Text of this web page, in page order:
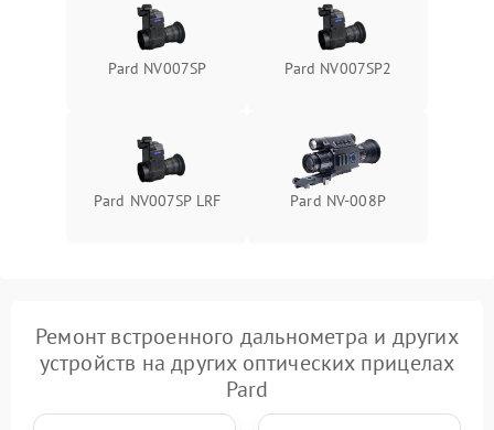
Pard NV007SP Pard NV007SP2
Pard NV007SP LRF Pard NV-008P
Ремонт встроенного дальнометра и других
устройств на других оптических прицелах
Pard